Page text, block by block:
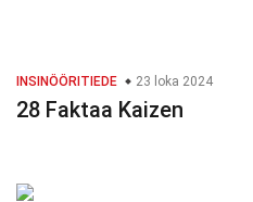
INSINÖÖRITIEDE 23 loka 2024
28 Faktaa Kaizen